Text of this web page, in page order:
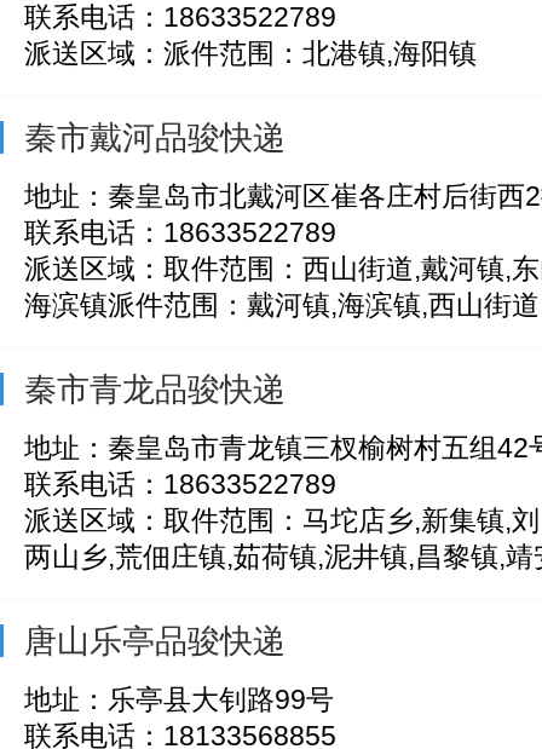
联系电话：18633522789
派送区域：派件范围：北港镇,海阳镇
秦市戴河品骏快递
地址：秦皇岛市北戴河区崔各庄村后街西
联系电话：18633522789
派送区域：取件范围：西山街道,戴河镇,
海滨镇派件范围：戴河镇,海滨镇,西山街
秦市青龙品骏快递
地址：秦皇岛市青龙镇三杈榆树村五组42
联系电话：18633522789
派送区域：取件范围：马坨店乡,新集镇,
两山乡,荒佃庄镇,茹荷镇,泥井镇,昌黎镇,靖
唐山乐亭品骏快递
地址：乐亭县大钊路99号
联系电话：18133568855